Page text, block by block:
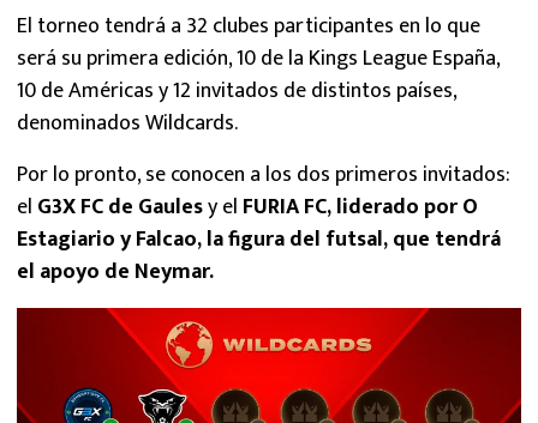
El torneo tendrá a 32 clubes participantes en lo que
será su primera edición, 10 de la Kings League España,
10 de Américas y 12 invitados de distintos países,
denominados Wildcards.
Por lo pronto, se conocen a los dos primeros invitados:
el G3X FC de Gaulesy el FURIA FC, liderado por O
Estagiario y Falcao, la figura del futsal, que tendrá
el apoyo de Neymar.